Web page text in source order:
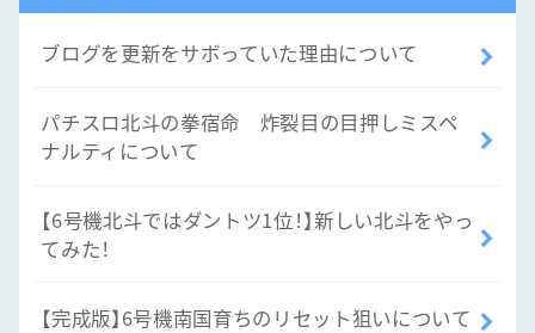
ブログを更新をサボっていた理由について
パチスロ北斗の拳宿命 炸裂目の目押しミスペ
ナルティについて
【6号機北斗ではダントツ1位！】新しい北斗をやっ
てみた！
【完成版】6号機南国育ちのリセット狙いについて